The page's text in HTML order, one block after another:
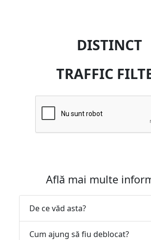
DISTINCT
TRAFFIC
Află mai multe
De ce văd asta?
Cum ajung să fiu deblocat?